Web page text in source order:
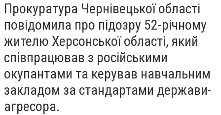
Прокуратура Чернівецької області
повідомила про підозру 52-річному
жителю Херсонської області, який
співпрацював з російськими
окупантами та керував навчальним
закладом за стандартами держави-
агресора.